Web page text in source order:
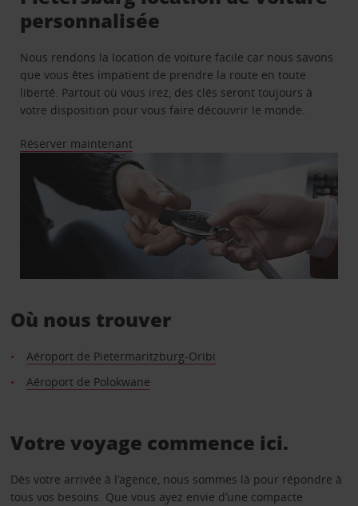
personnalisée
Nous rendons la location de voiture facile car nous savons
que vous êtes impatient de prendre la route en toute
liberté. Partout où vous irez, des clés seront toujours à
votre disposition pour vous faire découvrir le monde.
Réserver maintenant
Où nous trouver
Aéroport de Pietermaritzburg-Oribi
Aéroport de Polokwane
Votre voyage commence ici.
Dès votre arrivée à l’agence, nous sommes là pour répondre à
tous vos besoins. Que vous ayez envie d’une compacte